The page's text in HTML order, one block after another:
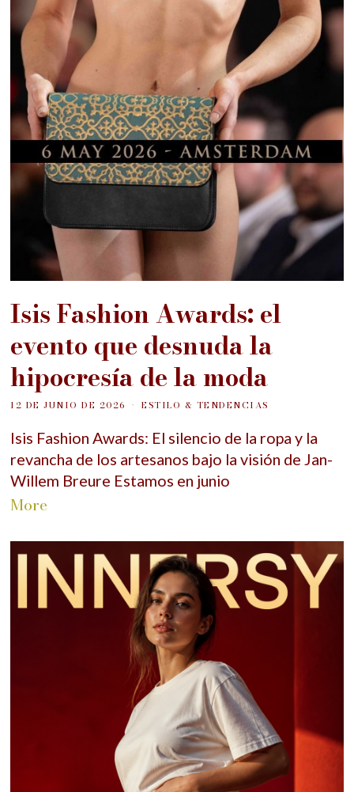
Isis Fashion Awards: el
evento que desnuda la
hipocresía de la moda
12 DE JUNIO DE 2026 ESTILO & TENDENCIAS
Isis Fashion Awards: El silencio de la ropa y la
revancha de los artesanos bajo la visión de Jan-
Willem Breure Estamos en junio
More